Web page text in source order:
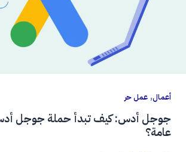
أعمال, عمل حر
جوجل أدس: كيف تبدأ حملة جوجل
عامة؟